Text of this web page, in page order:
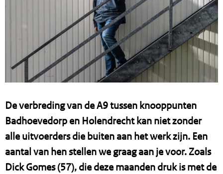
De verbreding van de A9 tussen knooppunten
Badhoevedorp en Holendrecht kan niet zonder
alle uitvoerders die buiten aan het werk zijn. Een
aantal van hen stellen we graag aan je voor. Zoals
Dick Gomes (57), die deze maanden druk is met de